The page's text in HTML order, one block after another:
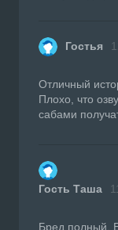
Гостья
Отличный
Плохо, что
сабами
Гость Таша
Бред полный.